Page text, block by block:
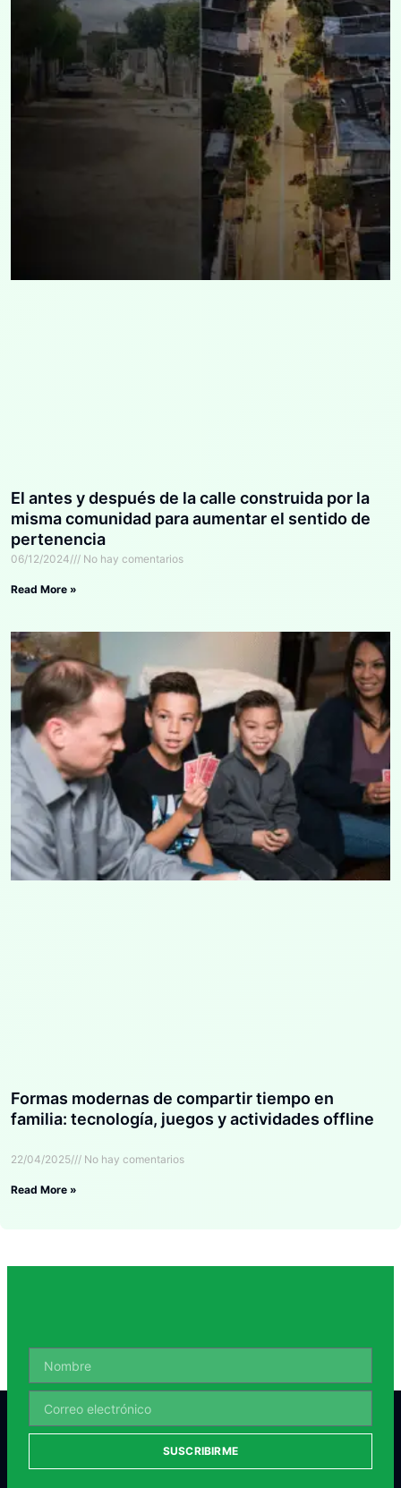
El antes y después de la calle construida por la
misma comunidad para aumentar el sentido de
pertenencia
06/12/2024 No hay comentarios
Read More »
Formas modernas de compartir tiempo en
familia: tecnología, juegos y actividades offline
22/04/2025 No hay comentarios
Read More »
SUSCRIBIRME